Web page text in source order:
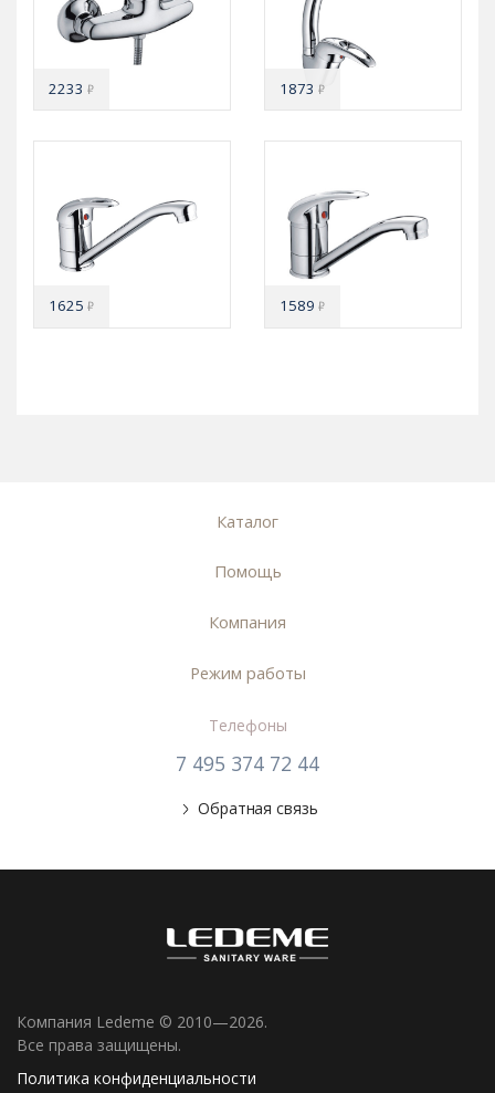
2233₽ 1873₽
1625₽ 1589₽
Каталог
Помощь
Компания
Режим работы
Телефоны
7 495 374 72 44
Обратная связь
Компания Ledeme © 2010—2026.
Все права защищены.
Политика конфиденциальности